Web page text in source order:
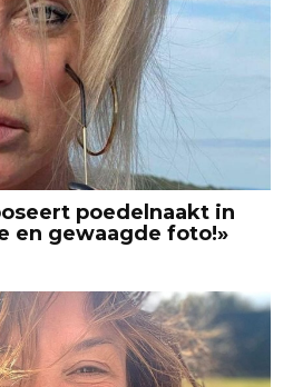
poedelnaakt in
en gewaagde foto!»